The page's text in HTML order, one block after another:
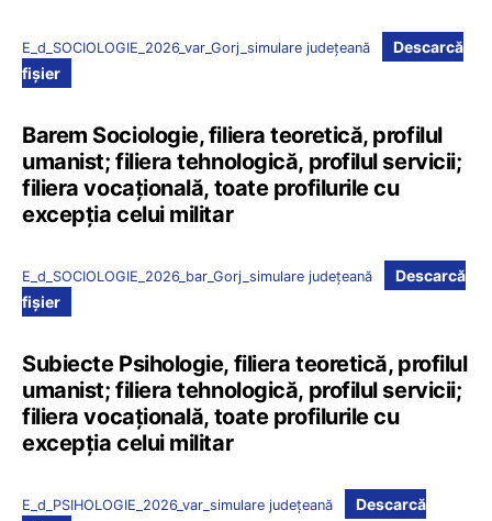
E_d_SOCIOLOGIE_2026_var_Gorj_simulare județeană
Descarcă
fișier
Barem Sociologie, filiera teoretică, profilul
umanist; filiera tehnologică, profilul servicii;
filiera vocațională, toate profilurile cu
excepția celui militar
E_d_SOCIOLOGIE_2026_bar_Gorj_simulare județeană
Descarcă
fișier
Subiecte Psihologie, filiera teoretică, profilul
umanist; filiera tehnologică, profilul servicii;
filiera vocațională, toate profilurile cu
excepția celui militar
E_d_PSIHOLOGIE_2026_var_simulare județeană
Descarcă